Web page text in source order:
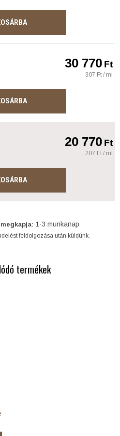
30 770Ft
307 Ft / ml
20 770Ft
207 Ft / ml
1-3 munkanap
feldolgozása után küldünk.
termékek